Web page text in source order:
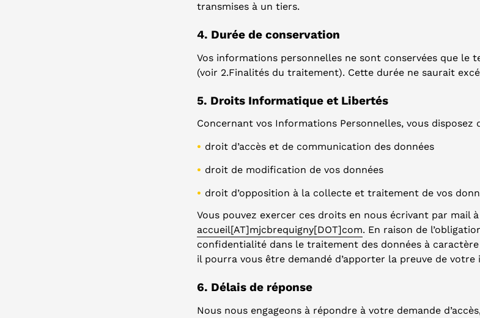
transmises à un tiers.
4. Durée de conservation
Vos informations personnelles ne sont conservées que le
(voir 2.Finalités du traitement). Cette durée ne saurait
5. Droits Informatique et Libertés
Concernant vos Informations Personnelles, vous disposez
droit d’accès et de communication des données
droit de modification de vos données
droit d’opposition à la collecte et traitement de vos
Vous pouvez exercer ces droits en nous écrivant par mail
accueil[AT]mjcbrequigny[DOT]com. En raison de
confidentialité dans le traitement des données à
il pourra vous être demandé d’apporter la preuve de votre
6. Délais de réponse
Nous nous engageons à répondre à votre demande